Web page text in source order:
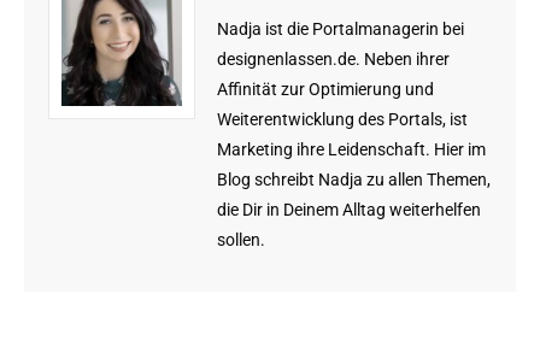
Nadja ist die Portalmanagerin bei
designenlassen.de. Neben ihrer
Affinität zur Optimierung und
Weiterentwicklung des Portals, ist
Marketing ihre Leidenschaft. Hier im
Blog schreibt Nadja zu allen Themen,
die Dir in Deinem Alltag weiterhelfen
sollen.